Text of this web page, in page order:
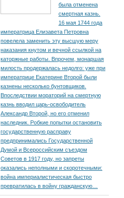
была отменена
смертная казнь.
16 мая 1744 года
императрица Елизавета Петровна
повелела заменить эту высшую меру
наказания кнутом и вечной ссылкой на
каторжные работы. Впрочем, монаршая
милость продержалась недолго: уже при
императрице Екатерине Второй были
казнены несколько бунтовщиков.
Впоследствии мораторий на смертную
казнь вводил царь-освободитель
Александр Второй, но его отменил
наследник. Робкие попытки остановить
государственную расправу
предпринимались Государственной
Думой и Всероссийским съездом
Советов в 1917 году, но запреты
оказались неполными и скоротечными:
война империалистическая быстро
превратилась в войну гражданскую…